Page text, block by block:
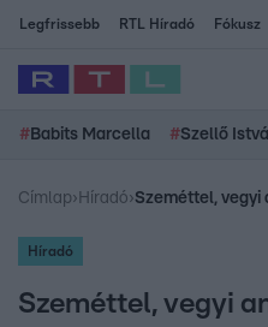
Legfrissebb RTL Híradó Fókusz
# Babits Marcella #Szellő
Címlap› Híradó›
Híradó
Szeméttel, vegyi